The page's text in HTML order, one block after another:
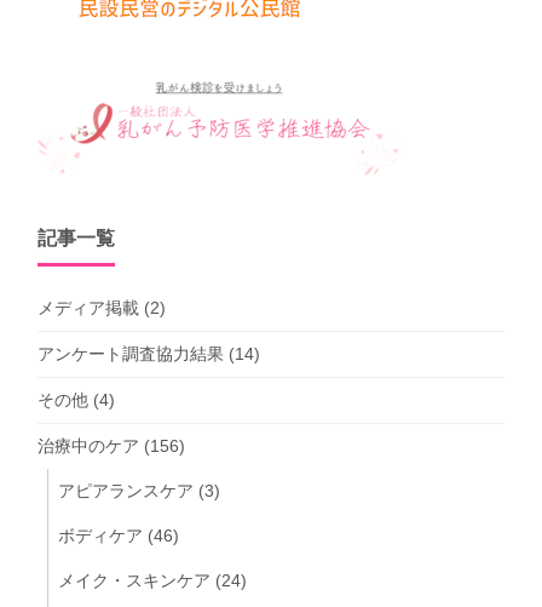
記事一覧
メディア掲載 (2)
アンケート調査協力結果 (14)
その他 (4)
治療中のケア (156)
アピアランスケア (3)
ボディケア (46)
メイク・スキンケア (24)